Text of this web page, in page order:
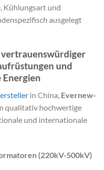
Kühlungsart und
ausgelegt
und
in China, Evernew-
qualitativ hochwertige
und internationale
(220kV-500kV)